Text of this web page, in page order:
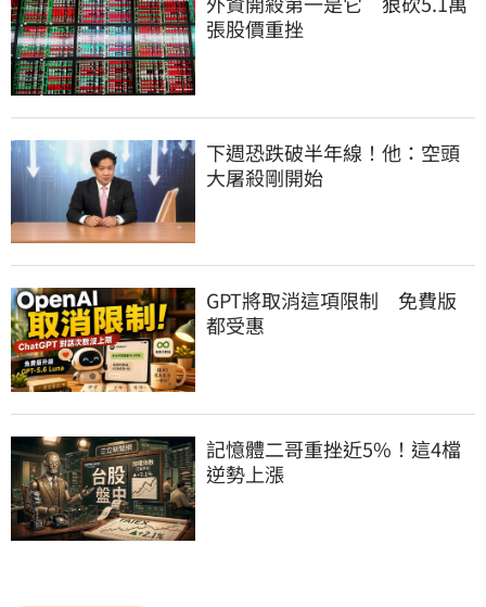
張股價重挫
下週恐跌破半年線！他：空頭
大屠殺剛開始
GPT將取消這項限制　免費版
都受惠
記憶體二哥重挫近5%！這4檔
逆勢上漲